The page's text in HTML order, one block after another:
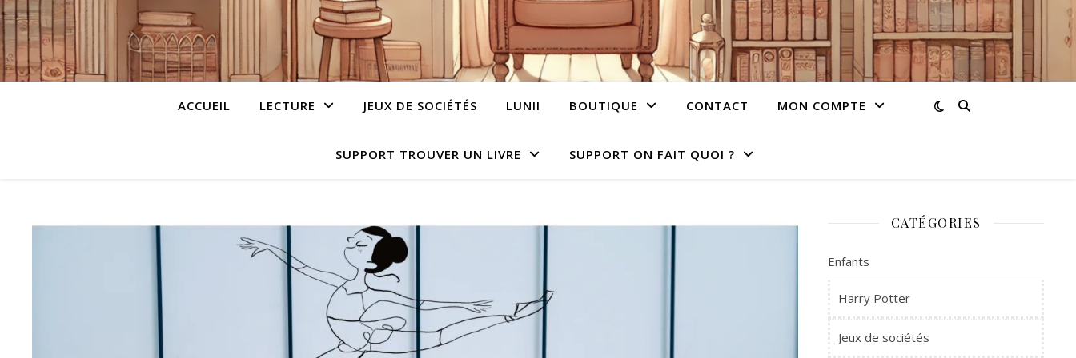
ACCUEIL LECTURE JEUX DE SOCIÉTÉS LUNII BOUTIQUE CONTACT MON COMPTE
SUPPORT TROUVER UN LIVRE SUPPORT ON FAIT QUOI ?
CATÉGORIES
Enfants
Harry Potter
Jeux de sociétés